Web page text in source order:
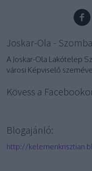
Joskar-Ola -
A Joskar-Ola Lakótelep
városi Képviselő
Kövess a
Blogajánló:
http://